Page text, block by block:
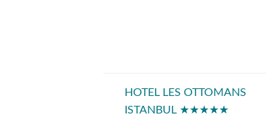
HOTEL LES OTTOMANS
ISTANBUL ★★★★★